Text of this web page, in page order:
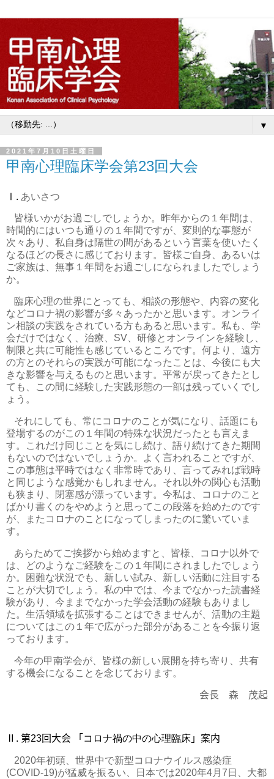
▼
2021年7月10日土曜日
甲南心理臨床学会第23回大会
Ⅰ . あいさつ
皆様いかがお過ごしでしょうか。昨年からの１年間は、
時間的にはいつも通りの１年間ですが、変則的な事態が
次々あり、私自身は隔世の間があるという言葉を使いたく
なるほどの長さに感じております。皆様ご自身、あるいは
ご家族は、無事１年間をお過ごしになられましたでしょう
か。
臨床心理の世界にとっても、相談の形態や、内容の変化
などコロナ禍の影響が多々あったかと思います。オンライ
ン相談の実践をされている方もあると思います。私も、学
会だけではなく、治療、 SV 、研修とオンラインを経験し、
制限と共に可能性も感じているところです。何より、遠方
の方とのそれらの実践が可能になったことは、今後にも大
きな影響を与えるものと思います。平常が戻ってきたとし
ても、この間に経験した実践形態の一部は残っていくでし
ょう。
それにしても、常にコロナのことが気になり、話題にも
登場するのがこの１年間の特殊な状況だったとも言えま
す。これだけ同じことを気にし続け、語り続けてきた期間
もないのではないでしょうか。よく言われることですが、
この事態は平時ではなく非常時であり、言ってみれば戦時
と同じような感覚かもしれません。それ以外の関心も活動
も狭まり、閉塞感が漂っています。今私は、コロナのこと
ばかり書くのをやめようと思ってこの段落を始めたのです
が、またコロナのことになってしまったのに驚いていま
す。
あらためてご挨拶から始めますと、皆様、コロナ以外で
は、どのようなご経験をこの１年間にされましたでしょう
か。困難な状況でも、新しい試み、新しい活動に注目する
ことが大切でしょう。私の中では、今までなかった読書経
験があり、今ままでなかった学会活動の経験もありまし
た。生活領域を拡張することはできませんが、活動の主題
についてはこの１年で広がった部分があることを今振り返
っております。
今年の甲南学会が、皆様の新しい展開を持ち寄り、共有
する機会になることを念じております。
会長 森 茂起
. 第23回大会 「 コロナ禍の中の心理臨床 」案内
2020年初頭、世界中で新型コロナウイルス感染症
(COVID-19)が猛威を振るい、日本では2020年4月 7 日、大都